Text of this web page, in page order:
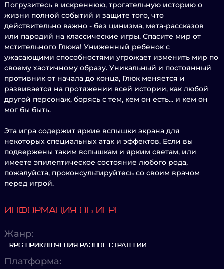
Погрузитесь в искреннюю, трогательную историю о
жизни полной событий и защите того, что
действительно важно - без цинизма, мета-рассказов
или пародий на классические игры. Спасите мир от
мстительного Глюка! Униженный ребенок с
ужасающими способностями угрожает изменить мир по
своему хаотичному образу. Уникальный и постоянный
противник от начала до конца, Глюк меняется и
развивается на протяжении всей истории, как любой
другой персонаж, борясь с тем, кем он есть... и кем он
мог бы быть.
Эта игра содержит яркие вспышки экрана для
некоторых специальных атак и эффектов. Если вы
подвержены таким вспышкам и ярким светам, или
имеете эпилептическое состояние любого рода,
пожалуйста, проконсультируйтесь со своим врачом
перед игрой.
ИНФОРМАЦИЯ ОБ ИГРЕ
Жанр:
RPG ПРИКЛЮЧЕНИЯ РАЗНОЕ СТРАТЕГИИ
Платформа: